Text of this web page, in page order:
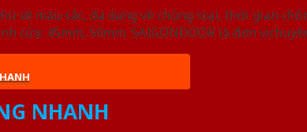
về màu sắc, đa dạng về chủng loại, thời gian
cửa: 45mm, 50mm. SAIGONDOOR là đơn vị
NHANH